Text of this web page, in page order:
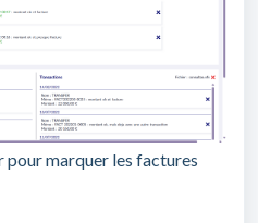
pour marquer les factures